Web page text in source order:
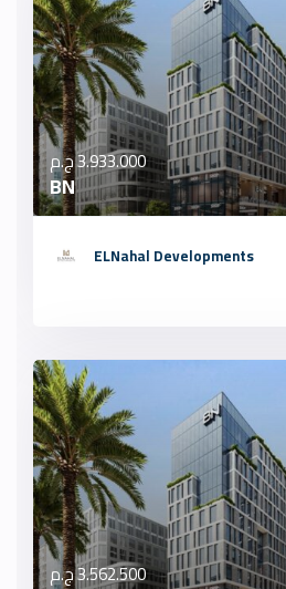
3.933.000 ج.م
BN
ELNahal Developments
3.562.500 ج.م